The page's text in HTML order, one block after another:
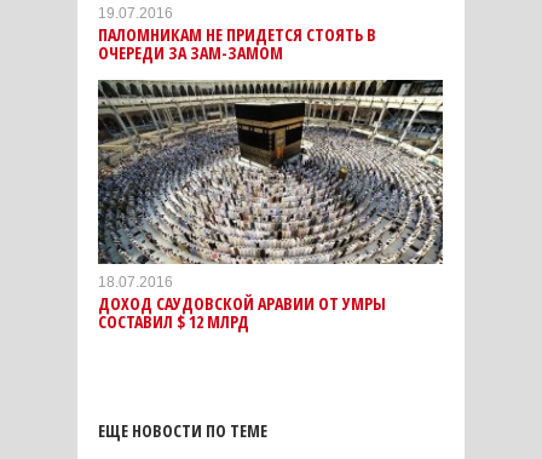
19.07.2016
ПАЛОМНИКАМ НЕ ПРИДЕТСЯ СТОЯТЬ В
ОЧЕРЕДИ ЗА ЗАМ-ЗАМОМ
18.07.2016
ДОХОД САУДОВСКОЙ АРАВИИ ОТ УМРЫ
СОСТАВИЛ $ 12 МЛРД
ЕЩЕ НОВОСТИ ПО ТЕМЕ